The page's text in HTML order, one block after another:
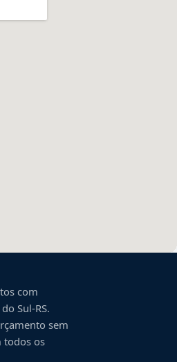
com
do Sul-RS.
sem
todos os